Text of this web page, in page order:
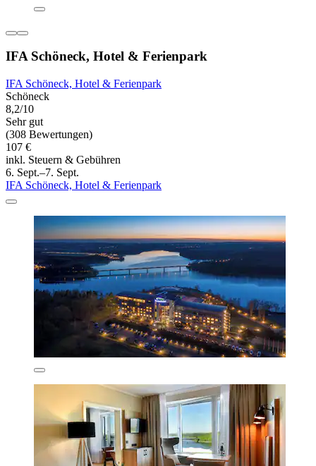
IFA Schöneck, Hotel & Ferienpark
IFA Schöneck, Hotel & Ferienpark
Schöneck
8,2/10
Sehr gut
(308 Bewertungen)
107 €
inkl. Steuern & Gebühren
6. Sept.–7. Sept.
IFA Schöneck, Hotel & Ferienpark